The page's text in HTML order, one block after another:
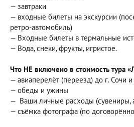
— завтраки
— входные билеты на экскурсии
ретро-автомобиль)
— Входные билеты в термальные
— Вода, снеки, фрукты, игристое.
Что НЕ включено в стоимость тура
— авиаперелёт (переезд) до г. Сочи
— обеды и ужины
— Ваши личные расходы (сувениры,
— съёмка фотографа (по